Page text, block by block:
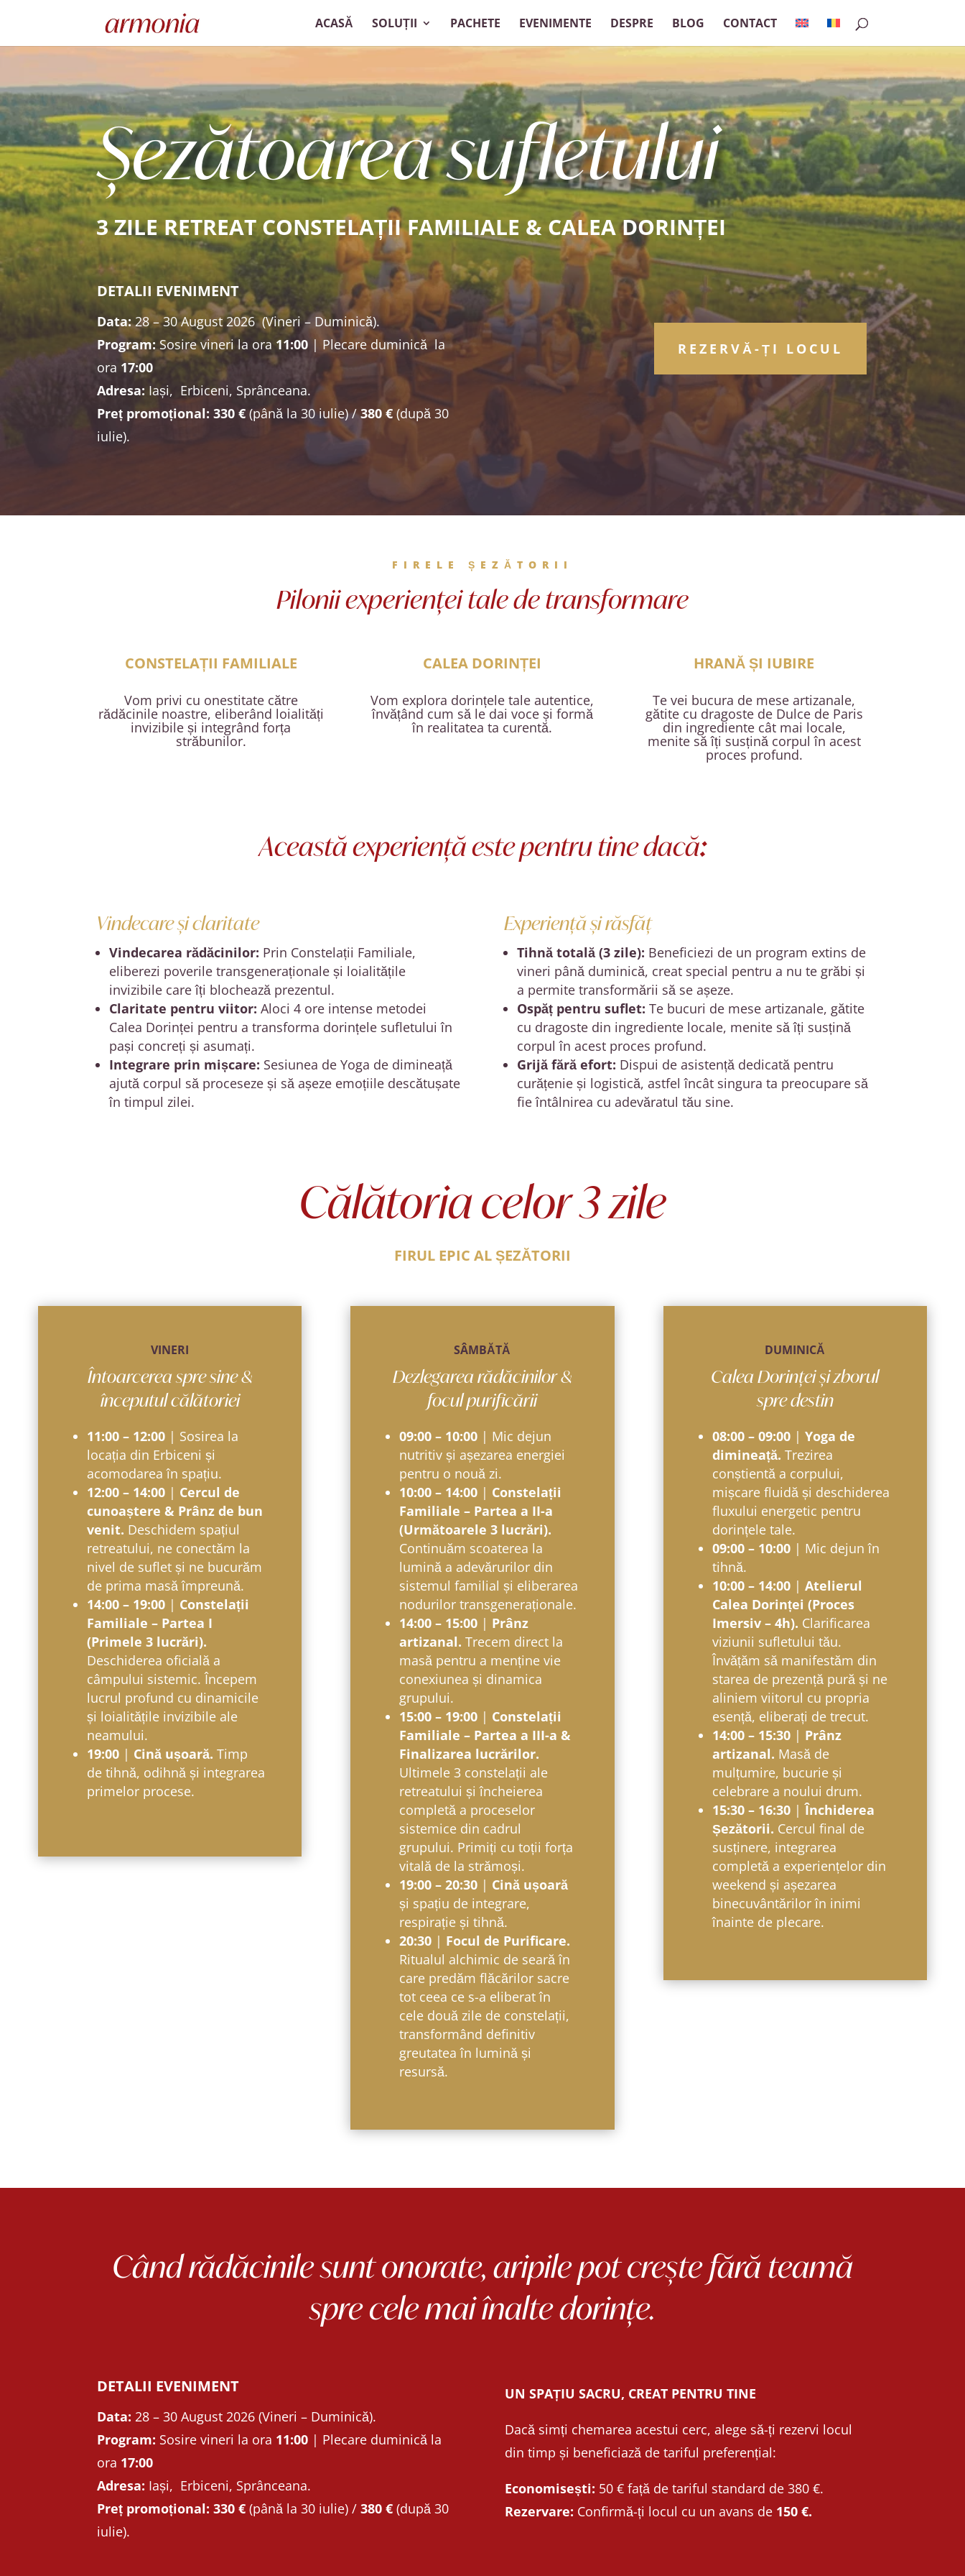
ACASĂ SOLUȚII PACHETE EVENIMENTE DESPRE BLOG CONTACT
Șezătoarea sufletului
3 ZILE RETREAT CONSTELAȚII FAMILIALE & CALEA DORINȚEI
DETALII EVENIMENT
Data:28 – 30 August 2026 (Vineri – Duminică).
Program: Sosire vineri la ora 11:00 | Plecare duminică la
ora 17:00
Adresa: Iași, Erbiceni, Sprânceana.
Preț promoțional: 330 € (până la 30 iulie) /380 € (după 30
iulie).
REZERVĂ-ȚI LOCUL
FIRELE ȘEZĂTORII
Pilonii experienței tale de transformare
CONSTELAȚII FAMILIALE
Vom privi cu onestitate către
rădăcinile noastre, eliberând loialități
invizibile și integrând forța
străbunilor.
CALEA DORINȚEI
Vom explora dorințele tale autentice,
învățând cum să le dai voce și formă
în realitatea ta curentă.
HRANĂ ȘI IUBIRE
Te vei bucura de mese artizanale,
gătite cu dragoste de Dulce de Paris
din ingrediente cât mai locale,
menite să îți susțină corpul în acest
proces profund.
Această experiență este pentru tine dacă:
Vindecare și claritate
Vindecarea rădăcinilor: Prin Constelații Familiale,
eliberezi poverile transgeneraționale și loialitățile
invizibile care îți blochează prezentul.
Claritate pentru viitor: Aloci 4 ore intense metodei
Calea Dorinței pentru a transforma dorințele sufletului în
pași concreți și asumați.
Integrare prin mișcare: Sesiunea de Yoga de dimineață
ajută corpul să proceseze și să așeze emoțiile descătușate
în timpul zilei.
Experiență și răsfăț
Tihnă totală (3 zile): Beneficiezi de un program extins de
vineri până duminică, creat special pentru a nu te grăbi și
a permite transformării să se așeze.
Ospăț pentru suflet: Te bucuri de mese artizanale, gătite
cu dragoste din ingrediente locale, menite să îți susțină
corpul în acest proces profund.
Grijă fără efort: Dispui de asistență dedicată pentru
curățenie și logistică, astfel încât singura ta preocupare să
fie întâlnirea cu adevăratul tău sine.
Călătoria celor 3 zile
FIRUL EPIC AL ȘEZĂTORII
VINERI
Întoarcerea spre sine &
începutul călătoriei
11:00 – 12:00 | Sosirea la
locația din Erbiceni și
acomodarea în spațiu.
12:00 – 14:00 | Cercul de
cunoaștere & Prânz de bun
venit. Deschidem spațiul
retreatului, ne conectăm la
nivel de suflet și ne bucurăm
de prima masă împreună.
14:00 – 19:00 | Constelații
Familiale – Partea I
(Primele 3 lucrări).
Deschiderea oficială a
câmpului sistemic. Începem
lucrul profund cu dinamicile
și loialitățile invizibile ale
neamului.
19:00 | Cină ușoară. Timp
de tihnă, odihnă și integrarea
primelor procese.
SÂMBĂTĂ
Dezlegarea rădăcinilor &
focul purificării
09:00 – 10:00 | Mic dejun
nutritiv și așezarea energiei
pentru o nouă zi.
10:00 – 14:00 | Constelații
Familiale – Partea a II-a
(Următoarele 3 lucrări).
Continuăm scoaterea la
lumină a adevărurilor din
sistemul familial și eliberarea
nodurilor transgeneraționale.
14:00 – 15:00 | Prânz
artizanal. Trecem direct la
masă pentru a menține vie
conexiunea și dinamica
grupului.
15:00 – 19:00 | Constelații
Familiale – Partea a III-a &
Finalizarea lucrărilor.
Ultimele 3 constelații ale
retreatului și încheierea
completă a proceselor
sistemice din cadrul
grupului. Primiți cu toții forța
vitală de la strămoși.
19:00 – 20:30 | Cină ușoară
și spațiu de integrare,
respirație și tihnă.
20:30 | Focul de Purificare.
Ritualul alchimic de seară în
care predăm flăcărilor sacre
tot ceea ce s-a eliberat în
cele două zile de constelații,
transformând definitiv
greutatea în lumină și
resursă.
DUMINICĂ
Calea Dorinței și zborul
spre destin
08:00 – 09:00| Yoga de
dimineață. Trezirea
conștientă a corpului,
mișcare fluidă și deschiderea
fluxului energetic pentru
dorințele tale.
09:00 – 10:00| Mic dejun în
tihnă.
10:00 – 14:00| Atelierul
Calea Dorinței (Proces
Imersiv – 4h). Clarificarea
viziunii sufletului tău.
Învățăm să manifestăm din
starea de prezență pură și ne
aliniem viitorul cu propria
esență, eliberați de trecut.
14:00 – 15:30| Prânz
artizanal. Masă de
mulțumire, bucurie și
celebrare a noului drum.
15:30 – 16:30|Închiderea
Șezătorii. Cercul final de
susținere, integrarea
completă a experiențelor din
weekend și așezarea
binecuvântărilor în inimi
înainte de plecare.
Când rădăcinile sunt onorate, aripile pot crește fără teamă
spre cele mai înalte dorințe.
DETALII EVENIMENT
Data: 28 – 30 August 2026 (Vineri – Duminică).
Program: Sosire vineri la ora 11:00 | Plecare duminică la
ora 17:00
Adresa: Iași, Erbiceni, Sprânceana.
Preț promoțional: 330 € (până la 30 iulie) / 380 € (după 30
iulie).
UN SPAȚIU SACRU, CREAT PENTRU TINE
Dacă simți chemarea acestui cerc, alege să-ți rezervi locul
din timp și beneficiază de tariful preferențial:
Economisești: 50 € față de tariful standard de 380 €.
Rezervare: Confirmă-ți locul cu un avans de 150 €.